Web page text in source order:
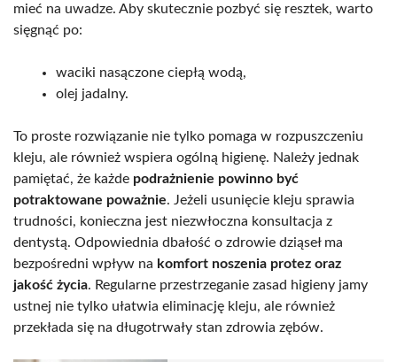
mieć na uwadze. Aby skutecznie pozbyć się resztek, warto
sięgnąć po:
waciki nasączone ciepłą wodą,
olej jadalny.
To proste rozwiązanie nie tylko pomaga w rozpuszczeniu
kleju, ale również wspiera ogólną higienę. Należy jednak
pamiętać, że każde podrażnienie powinno być
potraktowane poważnie. Jeżeli usunięcie kleju sprawia
trudności, konieczna jest niezwłoczna konsultacja z
dentystą. Odpowiednia dbałość o zdrowie dziąseł ma
bezpośredni wpływ na komfort noszenia protez oraz
jakość życia. Regularne przestrzeganie zasad higieny jamy
ustnej nie tylko ułatwia eliminację kleju, ale również
przekłada się na długotrwały stan zdrowia zębów.